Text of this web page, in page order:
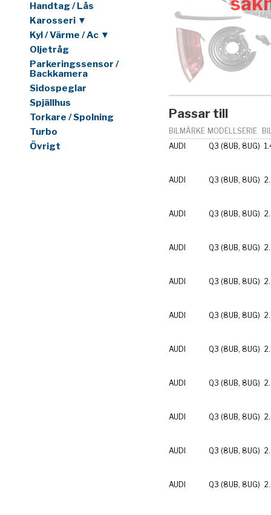
Handtag / Lås
Karosseri ▼
Kyl / Värme / Ac ▼
Oljetråg
Parkeringssensor /
Backkamera
Sidospeglar
Spjällhus
Torkare / Spolning
Turbo
Övrigt
Passar till
BILMÄRKE MODELLSERIE
AUDI
Q3 (8UB, 8UG)
AUDI Q3 (8UB, 8UG)
AUDI Q3 (8UB, 8UG)
AUDI Q3 (8UB, 8UG)
AUDI Q3 (8UB, 8UG)
AUDI Q3 (8UB, 8UG)
AUDI Q3 (8UB, 8UG)
AUDI Q3 (8UB, 8UG)
AUDI Q3 (8UB, 8UG)
AUDI Q3 (8UB, 8UG)
AUDI Q3 (8UB, 8UG)